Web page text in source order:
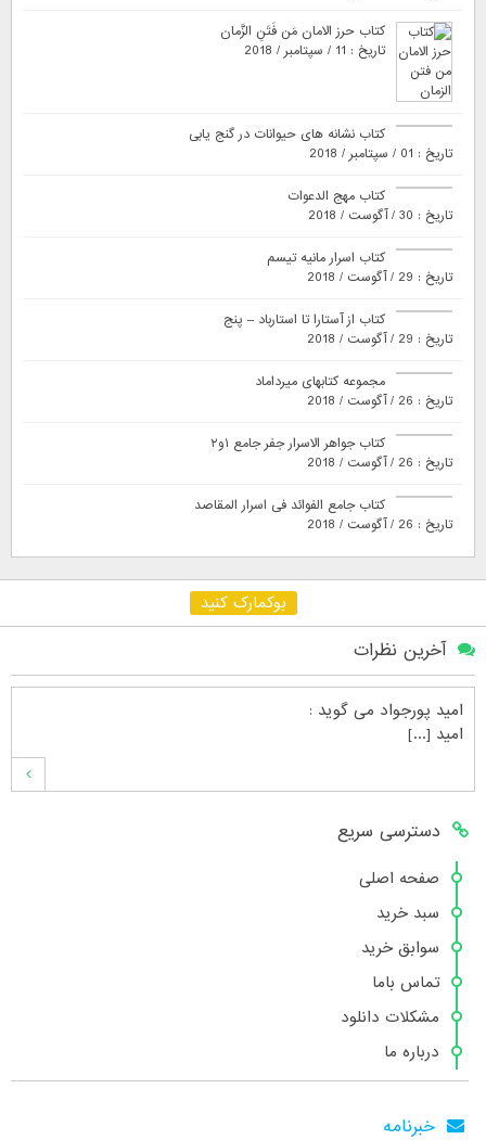
کتاب حرز الامان مَن فَتَنِ الزَّمان
تاریخ : 11 / سپتامبر / 2018
کتاب نشانه های حیوانات در گنج یابی
تاریخ : 01 / سپتامبر / 2018
کتاب مهج الدعوات
تاریخ : 30 / آگوست / 2018
کتاب اسرار مانیه تیسم
تاریخ : 29 / آگوست / 2018
کتاب از آستارا تا استارباد – پنج
تاریخ : 29 / آگوست / 2018
مجموعه کتابهای میرداماد
تاریخ : 26 / آگوست / 2018
کتاب جواهر الاسرار جفر جامع ۱و۲
تاریخ : 26 / آگوست / 2018
کتاب جامع الفوائد فی اسرار المقاصد
تاریخ : 26 / آگوست / 2018
بوکمارک کنید
آخرین نظرات
امید پورجواد می گوید :
امید [...]
محمدشهنوازیمی گوید :
سلام بنده محمد شهنوازی فقط بوسیله ا [...]
محمدمی گوید :
سلام تعداد کتاب۶در سایت زیاد نیست [...]
هانیه عسگری
بسیار عالی [...]
دسترسی سریع
صفحه اصلی
سبد خرید
سوابق خرید
تماس باما
مشکلات دانلود
درباره ما
خبرنامه